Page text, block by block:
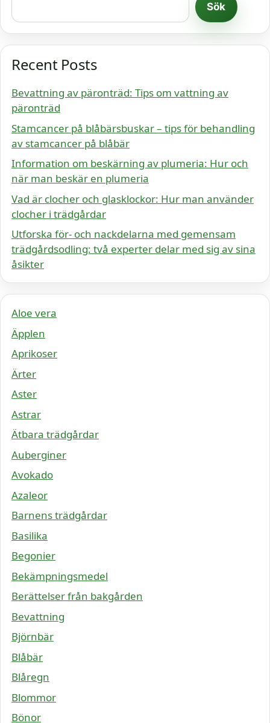
Sök
Recent Posts
Bevattning av päronträd: Tips om vattning av
päronträd
Stamcancer på blåbärsbuskar – tips för behandling
av stamcancer på blåbär
Information om beskärning av plumeria: Hur och
när man beskär en plumeria
Vad är clocher och glasklockor: Hur man använder
clocher i trädgårdar
Utforska för- och nackdelarna med gemensam
trädgårdsodling: två experter delar med sig av sina
åsikter
Aloe vera
Äpplen
Aprikoser
Ärter
Aster
Astrar
Ätbara trädgårdar
Auberginer
Avokado
Azaleor
Barnens trädgårdar
Basilika
Begonier
Bekämpningsmedel
Berättelser från bakgården
Bevattning
Björnbär
Blåbär
Blåregn
Blommor
Bönor